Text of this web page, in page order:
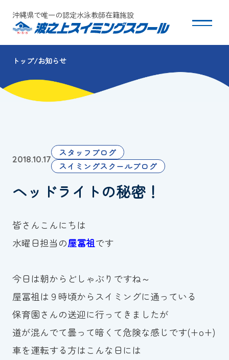
沖縄県で唯一の認定水泳教師在籍施設
スクールについて
コース・クラス紹介
団体会員募集
保護者の方へ
採用情報
お知らせ
カレンダー
波スイタイムズ
お問い合わせ
トップ お知らせ
2018.10.17
スタッフブログ
スイミングスクールブログ
ヘッドライトの秘密！
皆さんこんにちは
水曜日担当の屋冨祖です
今日は朝からどしゃぶりですね～
屋冨祖は９時頃からスイミングに通っている
保育園さんの送迎に行ってきましたが
道が混んでて曇って暗くて危険な感じです(+o+)
車を運転する方はこんな日には